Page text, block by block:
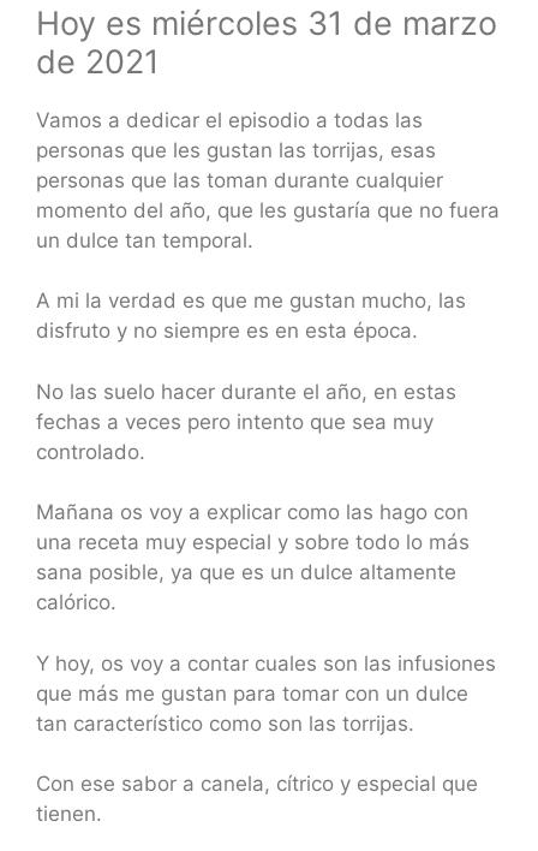
Hoy es miércoles 31 de marzo
de 2021
Vamos a dedicar el episodio a todas las
personas que les gustan las torrijas, esas
personas que las toman durante cualquier
momento del año, que les gustaría que no fuera
un dulce tan temporal.
A mi la verdad es que me gustan mucho, las
disfruto y no siempre es en esta época.
No las suelo hacer durante el año, en estas
fechas a veces pero intento que sea muy
controlado.
Mañana os voy a explicar como las hago con
una receta muy especial y sobre todo lo más
sana posible, ya que es un dulce altamente
calórico.
Y hoy, os voy a contar cuales son las infusiones
que más me gustan para tomar con un dulce
tan característico como son las torrijas.
Con ese sabor a canela, cítrico y especial que
tienen.